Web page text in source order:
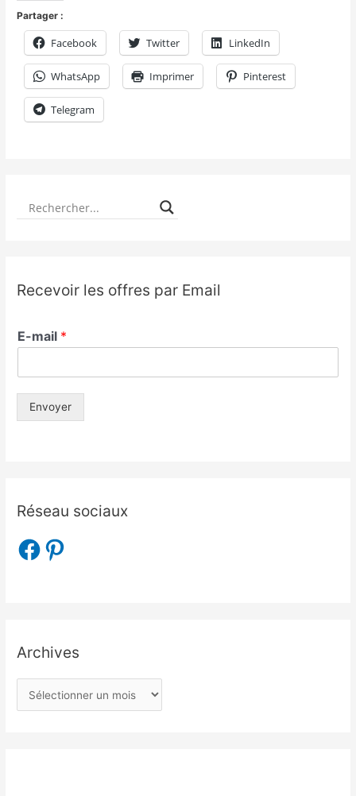
Partager :
Facebook Twitter LinkedIn
WhatsApp Imprimer Pinterest
Telegram
Recevoir les offres par Email
E-mail *
Envoyer
Réseau sociaux
Archives